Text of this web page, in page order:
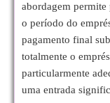
abordagem permite
o período do
pagamento final
totalmente o
particularmente
uma entrada